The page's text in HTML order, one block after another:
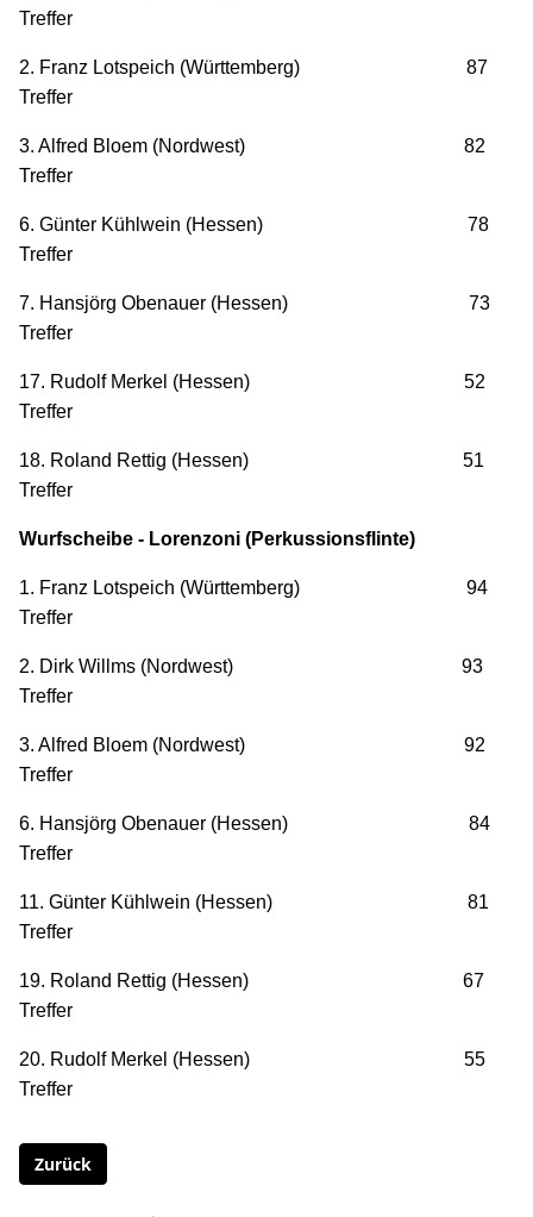
Treffer
2. Franz Lotspeich (Württemberg) 87
Treffer
3. Alfred Bloem (Nordwest) 82
Treffer
6. Günter Kühlwein (Hessen) 78
Treffer
7. Hansjörg Obenauer (Hessen) 73
Treffer
17. Rudolf Merkel (Hessen) 52
Treffer
18. Roland Rettig (Hessen) 51
Treffer
Wurfscheibe - Lorenzoni (Perkussionsflinte)
1. Franz Lotspeich (Württemberg) 94
Treffer
2. Dirk Willms (Nordwest) 93
Treffer
3. Alfred Bloem (Nordwest) 92
Treffer
6. Hansjörg Obenauer (Hessen) 84
Treffer
11. Günter Kühlwein (Hessen) 81
Treffer
19. Roland Rettig (Hessen) 67
Treffer
20. Rudolf Merkel (Hessen) 55
Treffer
Zurück